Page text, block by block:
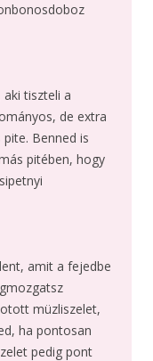
aki tiszteli a
de extra
Benned is
pitében, hogy
amit a fejedbe
müzliszelet,
ha pontosan
pedig pont